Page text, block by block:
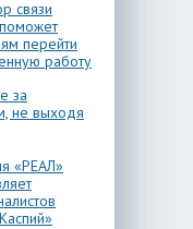
связи
перейти
работу
за
не выходя
«РЕАЛ»